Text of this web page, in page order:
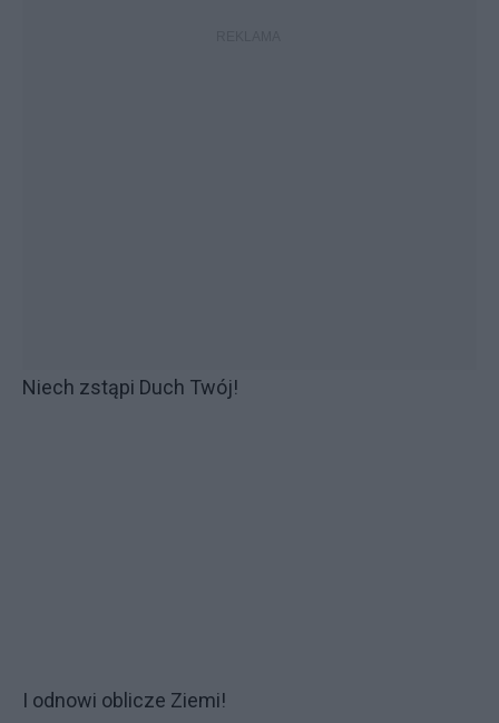
Niech zstąpi Duch Twój!
I odnowi oblicze Ziemi!